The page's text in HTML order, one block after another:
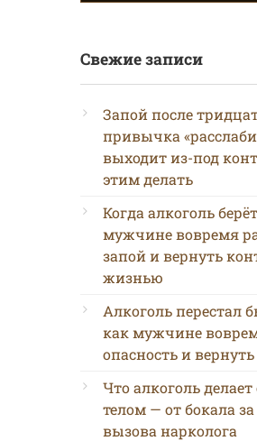
Свежие записи
Запой после
привычка
выходит из-под
этим делать
Когда алкоголь
мужчине вовремя
запой и вернуть
жизнью
Алкоголь перестал
как мужчине
опасность и
Что алкоголь
телом — от бокала
вызова нарколога